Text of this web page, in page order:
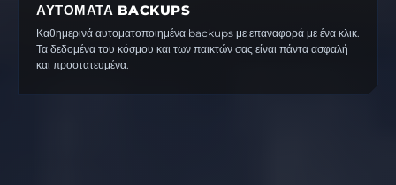
ΑΥΤΌΜΑΤΑ BACKUPS
Καθημερινά αυτοματοποιημένα backups με επαναφορά με ένα κλικ.
Τα δεδομένα του κόσμου και των παικτών σας είναι πάντα ασφαλή
και προστατευμένα.